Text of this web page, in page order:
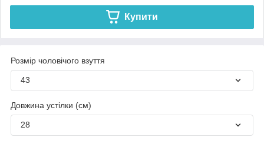
Купити
Розмір чоловічого взуття
43
Довжина устілки (см)
28